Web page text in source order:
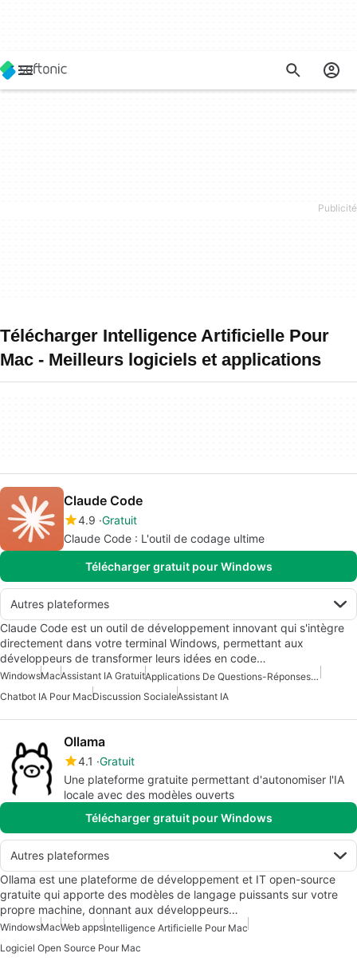
Télécharger Intelligence Artificielle Pour
Mac - Meilleurs logiciels et applications
Claude Code
4.9 Gratuit
Claude Code : L'outil de codage ultime
Télécharger gratuit pour Windows
Autres plateformes
Claude Code est un outil de développement innovant qui s'intègre
directement dans votre terminal Windows, permettant aux
développeurs de transformer leurs idées en code…
WindowsMacAssistant IA Gratuit
Applications De Questions-Réponses En Intelligence Artificielle
Chatbot IA Pour MacDiscussion SocialeAssistant IA
Ollama
4.1 Gratuit
Une plateforme gratuite permettant d'autonomiser l'IA
locale avec des modèles ouverts
Télécharger gratuit pour Windows
Autres plateformes
Ollama est une plateforme de développement et IT open-source
gratuite qui apporte des modèles de langage puissants sur votre
propre machine, donnant aux développeurs…
WindowsMacWeb appsIntelligence Artificielle Pour Mac
Logiciel Open Source Pour Mac